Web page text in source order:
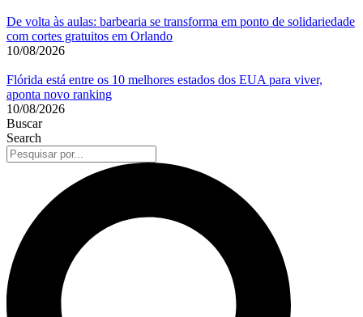
De volta às aulas: barbearia se transforma em ponto de solidariedade
com cortes gratuitos em Orlando
10/08/2026
Flórida está entre os 10 melhores estados dos EUA para viver,
aponta novo ranking
10/08/2026
Buscar
Search